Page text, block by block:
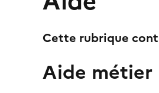
Cette rubrique
Aide métier